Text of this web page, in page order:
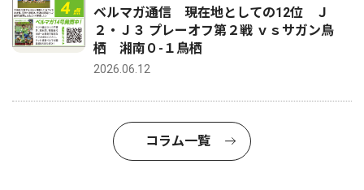
ベルマガ通信 現在地としての12位 Ｊ
２・Ｊ３ プレーオフ第２戦 ｖｓサガン鳥
栖 湘南０-１鳥栖
2026.06.12
コラム一覧